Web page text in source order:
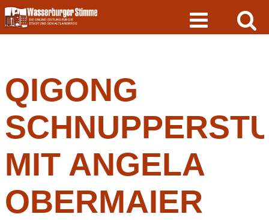
Skip
to
content
QIGONG
MIT ANGELA
OBERMAIER